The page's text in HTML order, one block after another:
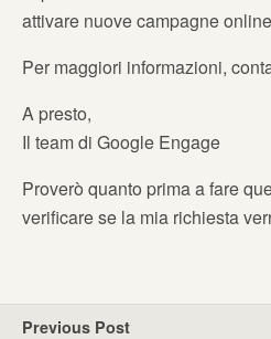
attivare nuove campagne
Per maggiori informazioni,
A presto,
Il team di Google Engage
Proverò quanto prima a fare
verificare se la mia richiesta
Previous Post